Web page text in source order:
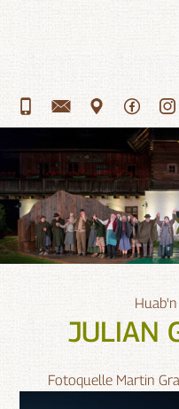
JULIAN
Fotoquelle Martin